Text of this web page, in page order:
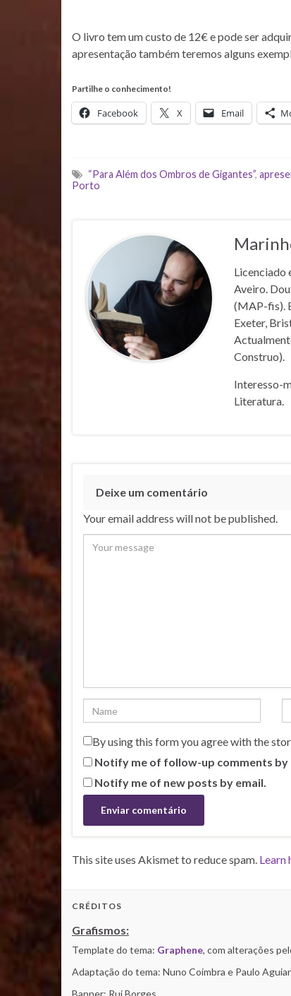
O livro tem um custo de 12€ e pode ser
apresentação também teremos alguns
Partilhe o conhecimento!
Facebook X Email
“Para Além dos Ombros de Gigantes”,
Porto
Licenciado
Aveiro.
(MAP-fis).
Exeter,
Construo).
Interesso-
Literatura.
Deixe um comentário
Your email address will not be published.
By using this form you agree with the
Notify me of follow-up comments by
Notify me of new posts by email.
This site uses Akismet to reduce spam. Learn
CRÉDITOS
Grafismos:
Template do tema: Graphene, com alterações
Adaptação do tema: Nuno Coimbra e Paulo Aguiar
Banner: Rui Borges